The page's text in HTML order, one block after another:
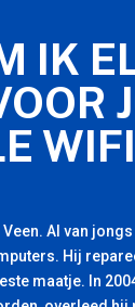
IK
WIFI
Al van
Hij
maatje. In